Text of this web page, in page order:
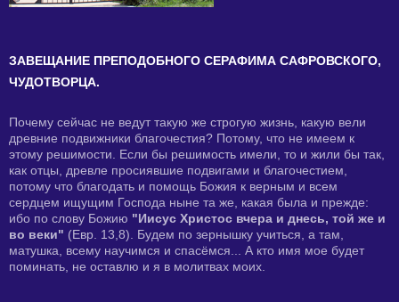
ЗАВЕЩАНИЕ ПРЕПОДОБНОГО СЕРАФИМА САФРОВСКОГО,
ЧУДОТВОРЦА.
Почему сейчас не ведут такую же строгую жизнь, какую вели
древние подвижники благочестия? Потому, что не имеем к
этому решимости. Если бы решимость имели, то и жили бы так,
как отцы, древле просиявшие подвигами и благочестием,
потому что благодать и помощь Божия к верным и всем
сердцем ищущим Господа ныне та же, какая была и прежде:
ибо по слову Божию "Иисус Христос вчера и днесь, той же и
во веки" (Евр. 13,8). Будем по зернышку учиться, а там,
матушка, всему научимся и спасёмся... А кто имя мое будет
поминать, не оставлю и я в молитвах моих.